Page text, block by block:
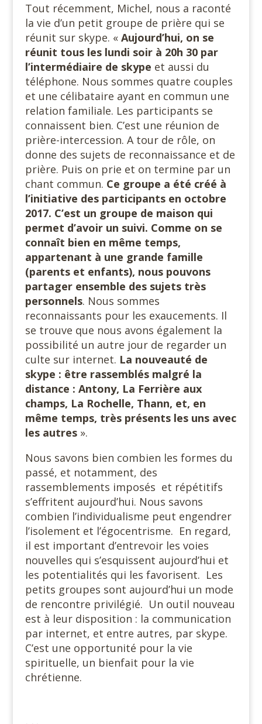
Tout récemment, Michel, nous a raconté
la vie d’un petit groupe de prière qui se
réunit sur skype. « Aujourd’hui, on se
réunit tous les lundi soir à 20h 30 par
l’intermédiaire de skype et aussi du
téléphone. Nous sommes quatre couples
et une célibataire ayant en commun une
relation familiale. Les participants se
connaissent bien. C’est une réunion de
prière-intercession. A tour de rôle, on
donne des sujets de reconnaissance et de
prière. Puis on prie et on termine par un
chant commun. Ce groupe a été créé à
l’initiative des participants en octobre
2017. C’est un groupe de maison qui
permet d’avoir un suivi. Comme on se
connaît bien en même temps,
appartenant à une grande famille
(parents et enfants), nous pouvons
partager ensemble des sujets très
personnels. Nous sommes
reconnaissants pour les exaucements. Il
se trouve que nous avons également la
possibilité un autre jour de regarder un
culte sur internet. La nouveauté de
skype : être rassemblés malgré la
distance : Antony, La Ferrière aux
champs, La Rochelle, Thann, et, en
même temps, très présents les uns avec
les autres».
Nous savons bien combien les formes du
passé, et notamment, des
rassemblements imposés et répétitifs
s’effritent aujourd’hui. Nous savons
combien l’individualisme peut engendrer
l’isolement et l’égocentrisme. En regard,
il est important d’entrevoir les voies
nouvelles qui s’esquissent aujourd’hui et
les potentialités qui les favorisent. Les
petits groupes sont aujourd’hui un mode
de rencontre privilégié. Un outil nouveau
est à leur disposition : la communication
par internet, et entre autres, par skype.
C’est une opportunité pour la vie
spirituelle, un bienfait pour la vie
chrétienne.